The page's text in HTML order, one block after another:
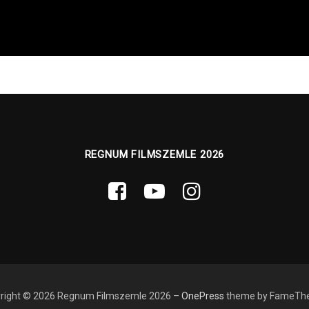
REGNUM FILMSZEMLE 2026
© 2026 Regnum Filmszemle 2026 – OnePress theme by